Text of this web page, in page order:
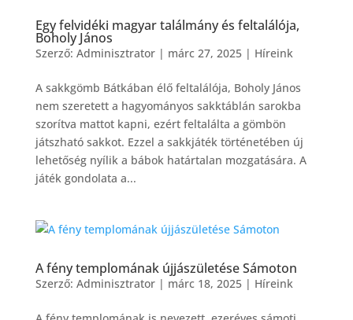
Egy felvidéki magyar találmány és feltalálója,
Boholy János
Szerző: Adminisztrator| márc 27, 2025| Híreink
A sakkgömb Bátkában élő feltalálója, Boholy János
nem szeretett a hagyományos sakktáblán sarokba
szorítva mattot kapni, ezért feltalálta a gömbön
játszható sakkot. Ezzel a sakkjáték történetében új
lehetőség nyílik a bábok határtalan mozgatására. A
játék gondolata a...
A fény templomának újjászületése Sámoton
Szerző: Adminisztrator| márc 18, 2025| Híreink